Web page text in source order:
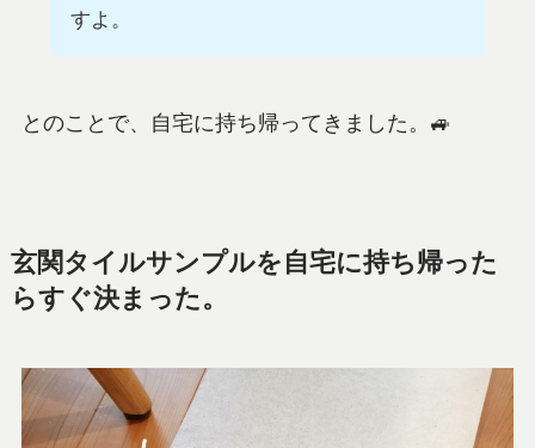
すよ。
とのことで、自宅に持ち帰ってきました。🚙
玄関タイルサンプルを自宅に持ち帰った
らすぐ決まった。